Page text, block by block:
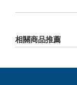
相關商品推薦